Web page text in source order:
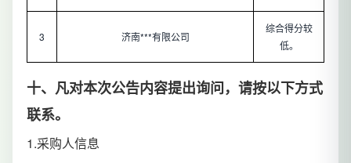
3 济南***有限公司
综合得分较
低。
十、凡对本次公告内容提出询问，请按以下方式
联系。
1.采购人信息